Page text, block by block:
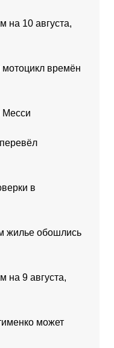
на 10 августа,
времён
Месси
в
жилье обошлись
на 9 августа,
может